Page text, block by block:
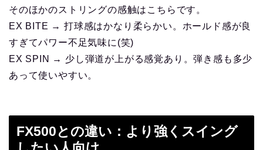
そのほかのストリングの感触はこちらです。
EX BITE → 打球感はかなり柔らかい。ホールド感が良
すぎてパワー不足気味に(笑)
EX SPIN → 少し弾道が上がる感覚あり。弾き感も多少
あって使いやすい。
FX500との違い：より強くスイング